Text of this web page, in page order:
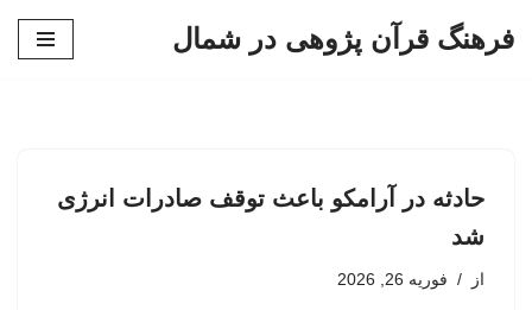
فرهنگ قرآن پژوهی در شمال
حادثه در آرامکو باعث توقف صادرات انرژی
شد
از فوریه 26, 2026